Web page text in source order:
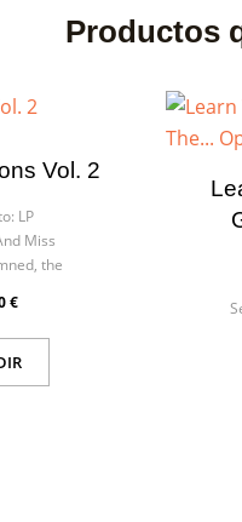
Productos
Vol. 2
LP
Miss
the
€